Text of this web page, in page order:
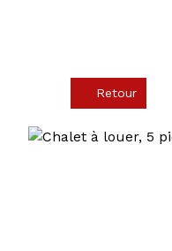
Retour